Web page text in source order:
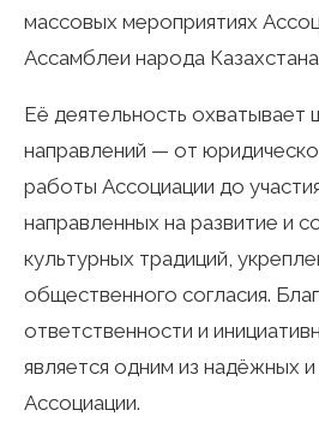
массовых мероприятиях
Ассамблеи народа
Её деятельность охватывает
направлений — от
работы Ассоциации до
направленных на развитие и
культурных традиций,
общественного согласия.
ответственности и
является одним из надёжных
Ассоциации.